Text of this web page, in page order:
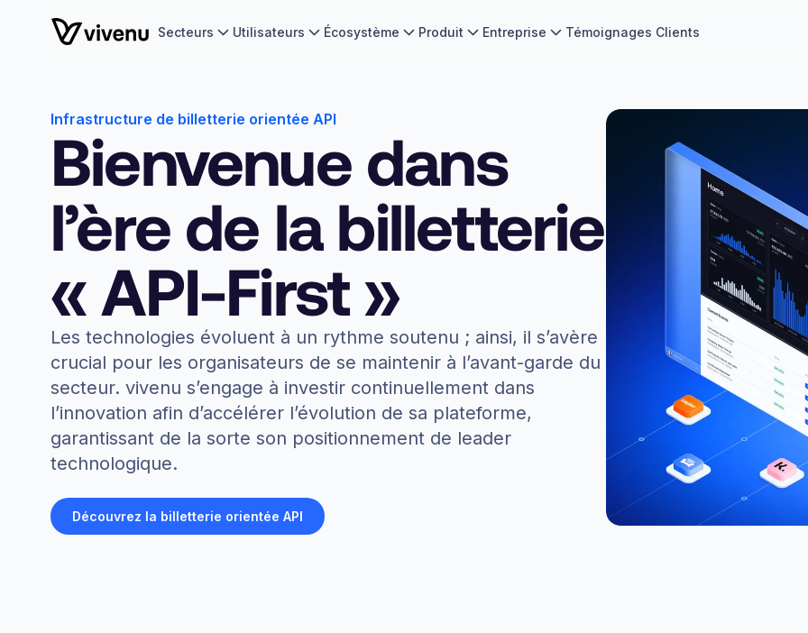
Secteurs Utilisateurs Écosystème Produit Entreprise Témoignages Clients
Infrastructure de billetterie orientée API
Bienvenue dans
l’ère de la billetterie
« API-First »
Les technologies évoluent à un rythme soutenu ; ainsi, il s’avère
crucial pour les organisateurs de se maintenir à l’avant-garde du
secteur. vivenu s’engage à investir continuellement dans
l’innovation afin d’accélérer l’évolution de sa plateforme,
garantissant de la sorte son positionnement de leader
technologique.
Découvrez la billetterie orientée API